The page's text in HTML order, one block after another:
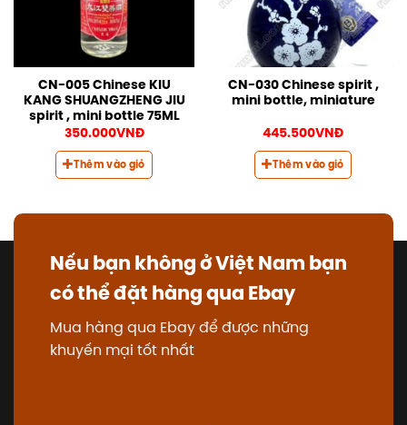
CN-005 Chinese KIU
KANG SHUANGZHENG JIU
spirit , mini bottle 75ML
350.000VNĐ
Thêm vào giỏ
CN-030 Chinese spirit ,
mini bottle, miniature
445.500VNĐ
Thêm vào giỏ
Nếu bạn không ở Việt Nam bạn
có thể đặt hàng qua Ebay
Mua hàng qua Ebay để được những
khuyến mại tốt nhất